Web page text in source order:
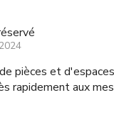
pièces et
rapidement aux